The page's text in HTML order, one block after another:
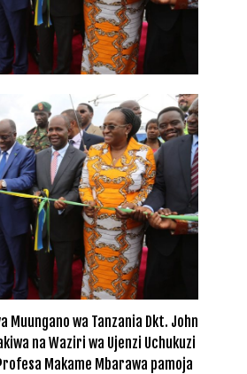
Muungano wa Tanzania Dkt. John
na Waziri wa Ujenzi Uchukuzi
Makame Mbarawa pamoja